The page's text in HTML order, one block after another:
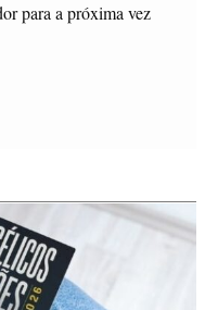
para a próxima vez